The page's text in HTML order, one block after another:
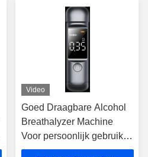
Video
Goed Draagbare Alcohol
Breathalyzer Machine
Voor persoonlijk gebruik
Testen XJ1000